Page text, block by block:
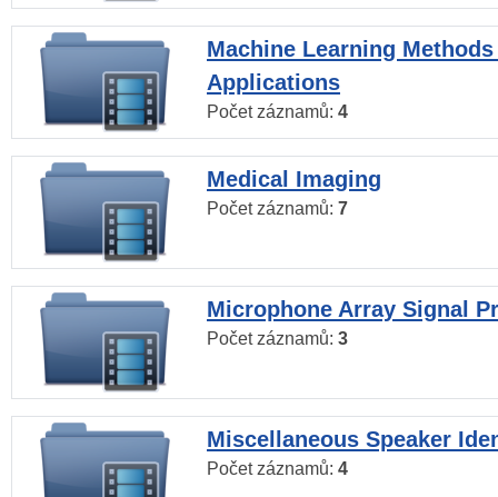
Machine Learning
Applications
Počet záznamů: 4
Medical Imaging
Počet záznamů: 7
Microphone Array Signal
Počet záznamů: 3
Miscellaneous Speaker
Počet záznamů: 4